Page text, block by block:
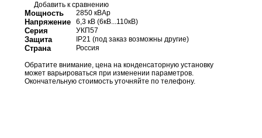
Добавить к сравнению
Мощность 2850 кВАр
Напряжение 6,3 кВ (6кВ...110кВ)
Серия УКП57
Защита IP21 (под заказ возможны другие)
Страна Россия
Обратите внимание, цена на конденсаторную установку
может варьироваться при изменении параметров.
Окончательную стоимость уточняйте по телефону.